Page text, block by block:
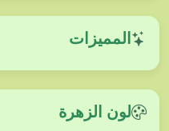
المميزات
لون الزهرة